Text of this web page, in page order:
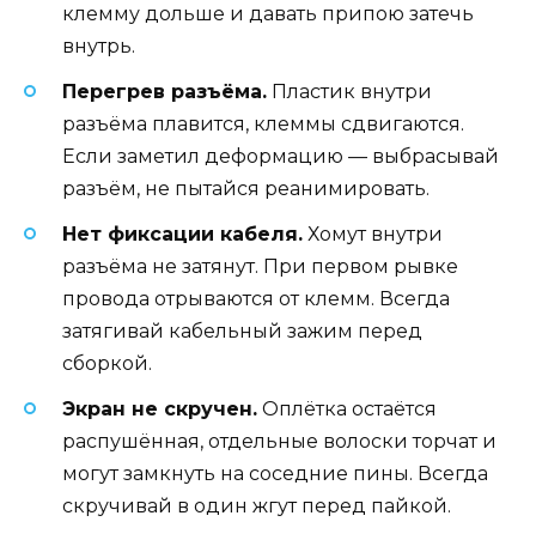
клемму дольше и давать припою затечь
внутрь.
Перегрев разъёма. Пластик внутри
разъёма плавится, клеммы сдвигаются.
Если заметил деформацию — выбрасывай
разъём, не пытайся реанимировать.
Нет фиксации кабеля. Хомут внутри
разъёма не затянут. При первом рывке
провода отрываются от клемм. Всегда
затягивай кабельный зажим перед
сборкой.
Экран не скручен. Оплётка остаётся
распушённая, отдельные волоски торчат и
могут замкнуть на соседние пины. Всегда
скручивай в один жгут перед пайкой.